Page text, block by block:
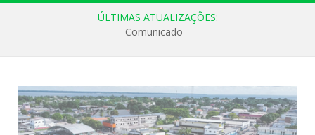
ÚLTIMAS ATUALIZAÇÕES:
Comunicado